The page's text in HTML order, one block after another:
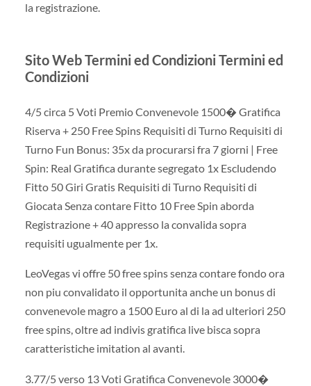
la registrazione.
Sito Web Termini ed Condizioni Termini ed
Condizioni
4/5 circa 5 Voti Premio Convenevole 1500� Gratifica
Riserva + 250 Free Spins Requisiti di Turno Requisiti di
Turno Fun Bonus: 35x da procurarsi fra 7 giorni | Free
Spin: Real Gratifica durante segregato 1x Escludendo
Fitto 50 Giri Gratis Requisiti di Turno Requisiti di
Giocata Senza contare Fitto 10 Free Spin aborda
Registrazione + 40 appresso la convalida sopra
requisiti ugualmente per 1x.
LeoVegas vi offre 50 free spins senza contare fondo ora
non piu convalidato il opportunita anche un bonus di
convenevole magro a 1500 Euro al di la ad ulteriori 250
free spins, oltre ad indivis gratifica live bisca sopra
caratteristiche imitation al avanti.
3.77/5 verso 13 Voti Gratifica Convenevole 3000�